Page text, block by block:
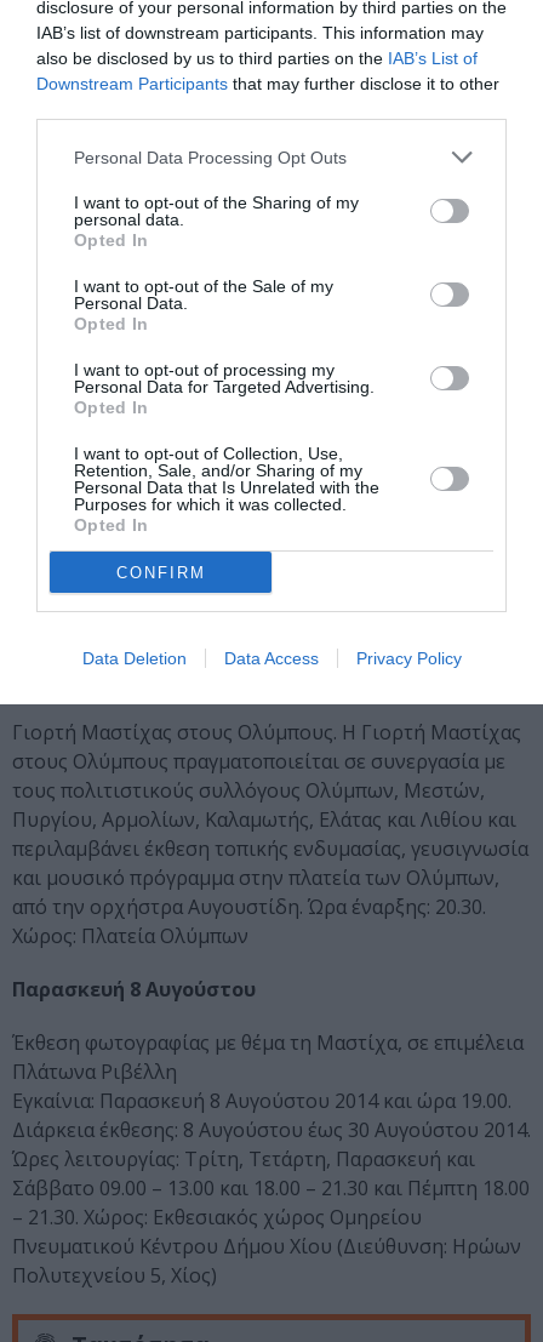
disclosure of your personal information by third parties on the
IAB’s list of downstream participants. This information may
also be disclosed by us to third parties on the IAB’s List of
Downstream Participants that may further disclose it to other
Personal Data Processing Opt Outs
I want to opt-out of the Sharing of my
personal data.
Opted In
I want to opt-out of the Sale of my
Personal Data.
Opted In
I want to opt-out of processing my
Personal Data for Targeted Advertising.
Opted In
I want to opt-out of Collection, Use,
Retention, Sale, and/or Sharing of my
Personal Data that Is Unrelated with the
Purposes for which it was collected.
Opted In
CONFIRM
Data Deletion Data Access Privacy Policy
εκτέλεση. Χώρος: Δημοτικός Κήπος Χίου
Κυριακή 3 Αυγούστου
Εργαστήριο για παιδιά προσχολικής και σχολικής
ηλικίας. Κατασκευή μοντέλων αεροπλάνων, ιμάντας
ισορροπίας, ζωγραφική και κατασκευές. Οργάνωση:
Σώμα Ελλήνων Προσκόπων – 8ο Σύστημα
Αεροπροσκόπων Χίου
21.00 Summertime. Παράσταση σύγχρονου, μοντέρνου
και λάτιν χορού από τη σχολή κλασικού και σύγχρονου
χορού Le Ballet – Άννα Συράκη
22.30 Συναυλία NueVo. Πενταμελής μπάντα από τη Χίο
με pop, rock και alternative rock ακούσματα. Τους
NueVo αποτελούν οι: Αντώνης Ζαβέλης (ηλεκτρική
κιθάρα, φωνητικά), Νικόλαος Ισίδωρος Κλούβας (φωνή,
ηλεκτρική κιθάρα), Ελπίδα Σαραντίδου (πλήκτρα,
φωνή), Βαγγέλης Κουμελάς (Drums), Γιάννης Πλείανθος
Γιορτή Μαστίχας στους Ολύμπους. Η Γιορτή Μαστίχας
στους Ολύμπους πραγματοποιείται σε συνεργασία με
τους πολιτιστικούς συλλόγους Ολύμπων, Μεστών,
Πυργίου, Αρμολίων, Καλαμωτής, Ελάτας και Λιθίου και
περιλαμβάνει έκθεση τοπικής ενδυμασίας, γευσιγνωσία
και μουσικό πρόγραμμα στην πλατεία των Ολύμπων,
από την ορχήστρα Αυγουστίδη. Ώρα έναρξης: 20.30.
Χώρος: Πλατεία Ολύμπων
Παρασκευή 8 Αυγούστου
Έκθεση φωτογραφίας με θέμα τη Μαστίχα, σε επιμέλεια
Πλάτωνα Ριβέλλη
Εγκαίνια: Παρασκευή 8 Αυγούστου 2014 και ώρα 19.00.
Διάρκεια έκθεσης: 8 Αυγούστου έως 30 Αυγούστου 2014.
Ώρες λειτουργίας: Τρίτη, Τετάρτη, Παρασκευή και
Σάββατο 09.00 – 13.00 και 18.00 – 21.30 και Πέμπτη 18.00
– 21.30. Χώρος: Εκθεσιακός χώρος Ομηρείου
Πνευματικού Κέντρου Δήμου Χίου (Διεύθυνση: Ηρώων
Πολυτεχνείου 5, Χίος)